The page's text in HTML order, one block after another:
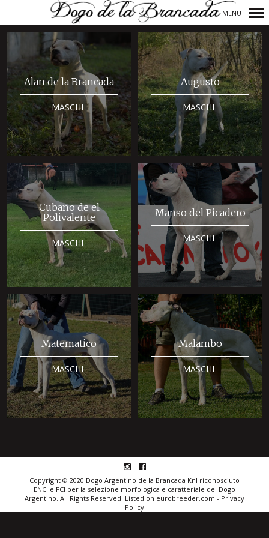
Navigazione
principale
MENU
Alan de la Brancada
MASCHI
Augusto
MASCHI
Cubano de el
Polivalente
MASCHI
Manso del Picadero
MASCHI
Matematico
MASCHI
Malambo
MASCHI
instagram
Copyright © 2020 Dogo Argentino de la Brancada Knl riconosciuto
ENCI e FCI per la selezione morfologica e caratteriale del Dogo
Argentino. All Rights Reserved. Listed on eurobreeder.com - Privacy
Policy